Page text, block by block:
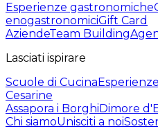
Esperienze gastronomiche
enogastronomiciGift Card
AziendeTeam Building
Lasciati ispirare
Scuole di Cucina
Cesarine
Assapora i BorghiDimore
Chi siamoUnisciti a noi